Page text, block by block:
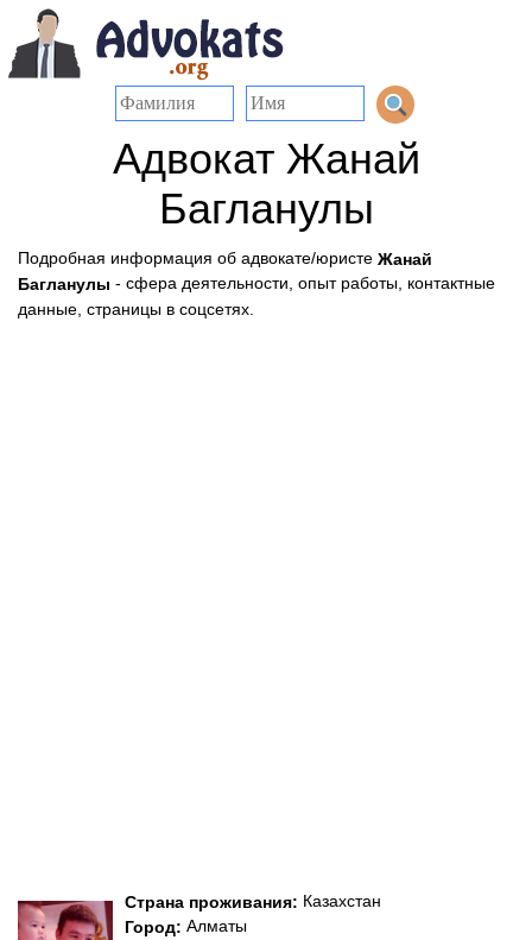
Адвокат Жанай
Багланулы
Подробная информация об адвокате/юристе Жанай
Багланулы - сфера деятельности, опыт работы, контактные
данные, страницы в соцсетях.
Страна проживания: Казахстан
Город: Алматы